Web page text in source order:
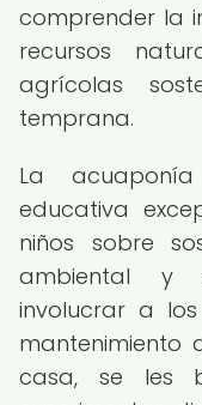
comprender la
recursos
agrícolas
temprana.
La
educativa
niños sobre
ambiental y
involucrar a
mantenimiento
casa, se les